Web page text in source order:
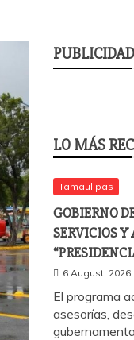
PUBLICIDAD
LO MÁS
Tamaulipas
GOBIERNO
SERVICIOS
6 August, 2026
El programa
asesorías,